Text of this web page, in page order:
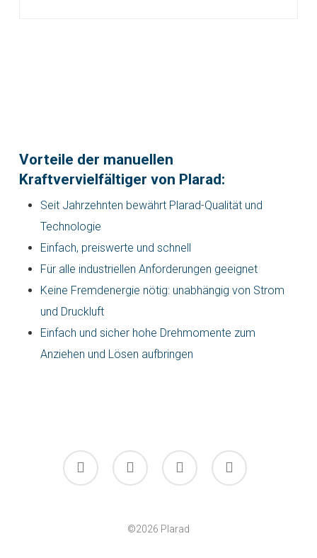
Vorteile der manuellen
Kraftvervielfältiger von Plarad:
Seit Jahrzehnten bewährt Plarad-Qualität und
Technologie
Einfach, preiswerte und schnell
Für alle industriellen Anforderungen geeignet
Keine Fremdenergie nötig: unabhängig von Strom
und Druckluft
Einfach und sicher hohe Drehmomente zum
Anziehen und Lösen aufbringen
facebook linkedin youtube instagram
©2026 Plarad